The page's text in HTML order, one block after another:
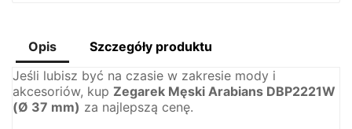
Opis
Szczegóły produktu
Jeśli lubisz być na czasie w zakresie mody i
akcesoriów, kup Zegarek Męski Arabians DBP2221W
(Ø 37 mm) za najlepszą cenę.